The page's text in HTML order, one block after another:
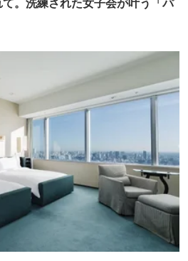
- 13:30 14:30 - 17:00 18:00 - 21:00 ■ 定
。洗練された女子会が叶う「パ